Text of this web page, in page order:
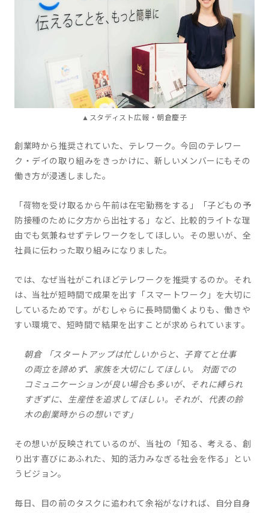
▲スタディスト広報・朝倉慶子
創業時から推奨されていた、テレワーク。今回のテレワー
ク・デイの取り組みをきっかけに、新しいメンバーにもその
働き方が浸透しました。
「荷物を受け取るから午前は在宅勤務をする」「子どもの予
防接種のために夕方から出社する」など、比較的ライトな理
由でも気兼ねせずテレワークをしてほしい。その思いが、全
社員に伝わった取り組みになりました。
では、なぜ当社がこれほどテレワークを推奨するのか。それ
は、当社が短時間で成果を出す「スマートワーク」を大切に
しているためです。がむしゃらに長時間働くよりも、働きや
すい環境で、短時間で結果を出すことが求められています。
朝倉 「スタートアップは忙しいからと、子育てと仕事
の両立を諦めず、家族を大切にしてほしい。 対面での
コミュニケーションが良い場合も多いが、それに縛られ
すぎずに、生産性を追求してほしい。それが、代表の鈴
木の創業時からの想いです」
その想いが反映されているのが、当社の「知る、考える、創
り出す喜びにあふれた、知的活力みなぎる社会を作る」とい
うビジョン。
毎日、目の前のタスクに追われて余裕がなければ、自分自身